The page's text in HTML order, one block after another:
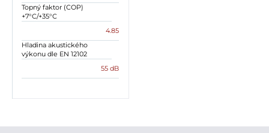
Topný faktor (COP)
+7°C/+35°C
4.85
Hladina akustického
výkonu dle EN 12102
55 dB